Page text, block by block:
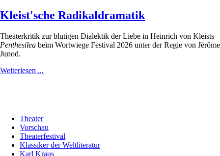
Kleist'sche Radikaldramatik
Theaterkritik zur blutigen Dialektik der Liebe in Heinrich von Kleists
Penthesilea beim Wortwiege Festival 2026 unter der Regie von Jérôme
Junod.
Weiterlesen ...
Theater
Vorschau
Theaterfestival
Klassiker der Weltliteratur
Karl Kraus